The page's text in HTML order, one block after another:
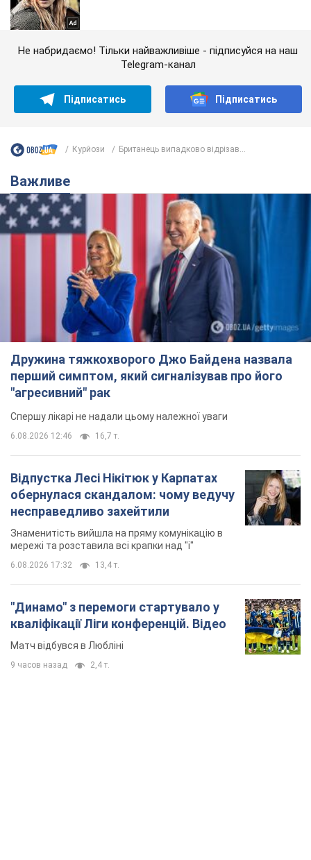
Не набридаємо! Тільки найважливіше - підписуйся на наш
Telegram-канал
Підписатись Підписатись
Курйози Британець випадково відрізав...
Важливе
Дружина тяжкохворого Джо Байдена назвала
перший симптом, який сигналізував про його
"агресивний" рак
Спершу лікарі не надали цьому належної уваги
6.08.2026 12:46 16,7 т.
Відпустка Лесі Нікітюк у Карпатах
обернулася скандалом: чому ведучу
несправедливо захейтили
Знаменитість вийшла на пряму комунікацію в
мережі та розставила всі крапки над "і"
6.08.2026 17:32 13,4 т.
"Динамо" з перемоги стартувало у
кваліфікації Ліги конференцій. Відео
Матч відбувся в Любліні
9 часов назад 2,4 т.